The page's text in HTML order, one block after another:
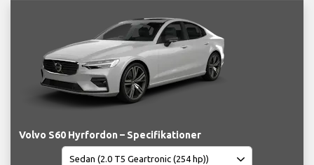
Volvo S60 Hyrfordon – Specifikationer